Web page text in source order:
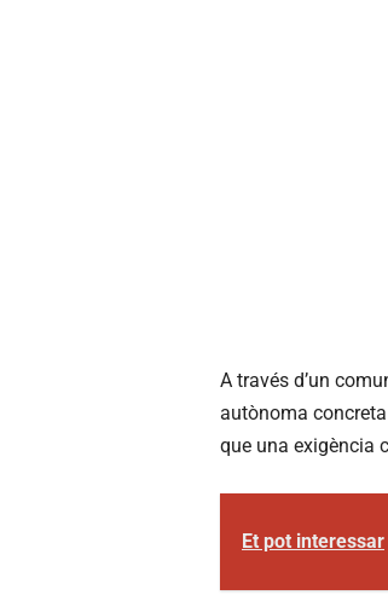
A través d’un
autònoma
que una exigència
Et pot interessar